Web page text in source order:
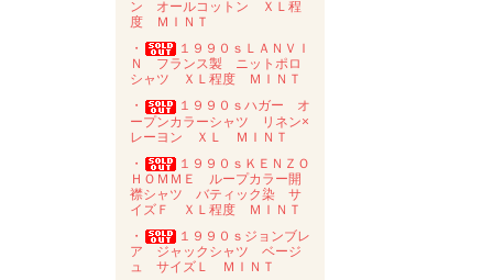
ン オールコットン ＸＬ程
度 ＭＩＮＴ
・
１９９０ｓＬＡＮＶＩ
Ｎ フランス製 ニットポロ
シャツ ＸＬ程度 ＭＩＮＴ
・
１９９０ｓハガー オ
ープンカラーシャツ リネン×
レーヨン ＸＬ ＭＩＮＴ
・
１９９０ｓＫＥＮＺＯ
ＨＯＭＭＥ ループカラー開
襟シャツ バティック染 サ
イズＦ ＸＬ程度 ＭＩＮＴ
・
１９９０ｓジョンブレ
ア ジャックシャツ ベージ
ュ サイズＬ ＭＩＮＴ